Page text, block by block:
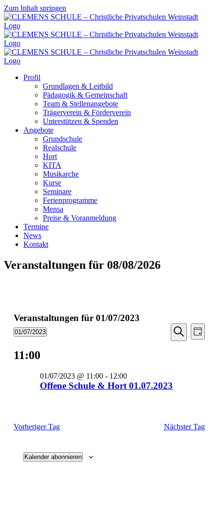
Zum Inhalt springen
Profil
Grundlagen & Leitbild
Pädagogik & Gemeinschaft
Team & Stellenangebote
Trägerverein & Förderverein
Unterstützen & Spenden
Angebote
Grundschule
Realschule
Hort
KITA
Musikarche
Kurse
Seminare
Ferienprogramme
Mensa
Preise & Voranmeldung
Termine
News
Kontakt
Veranstaltungen für 08/08/2026
Veranstaltungen für 01/07/2023
Suche
Suche
Tag
01/07/2023
11:00
Offene Schule & Hort 01.07.2023
01/07/2023 @ 11:00- 12:00
Vorheriger Tag Nächster Tag
Kalender abonnieren